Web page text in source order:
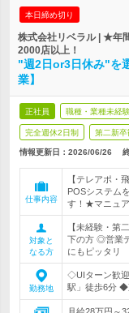
本日締め切り
株式会社リベラル | ★年
2000店以上！
"週2日or3日休み"を
業】
正社員 職種・業種未経
完全週休2日制 第二新卒
情報更新日：2026/06/26
仕事内容
【テレアポ・
POSシステム
す！★マニュ
対象と
なる方
【未経験・第
下の方 ◎営業
にもピッタリ
勤務地
◇UIターン歓
駅」徒歩6分 ◆